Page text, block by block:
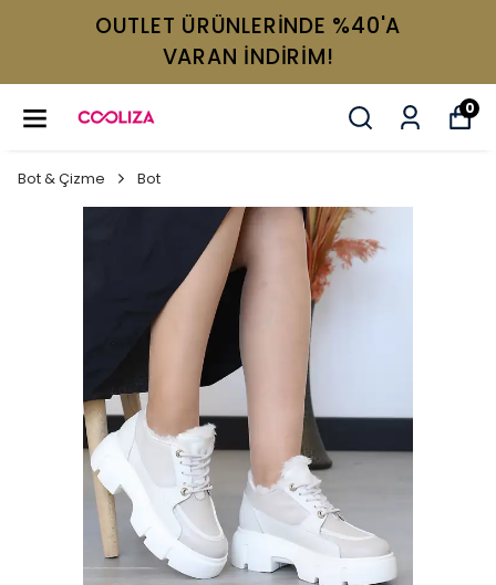
OUTLET ÜRÜNLERİNDE %40'A
VARAN İNDİRİM!
0
Bot & Çizme Bot